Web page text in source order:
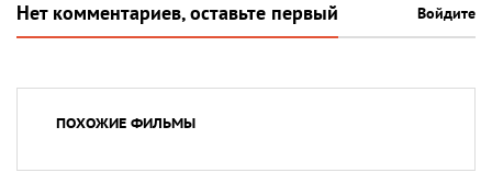
Нет комментариев, оставьте первый Войдите
ПОХОЖИЕ ФИЛЬМЫ